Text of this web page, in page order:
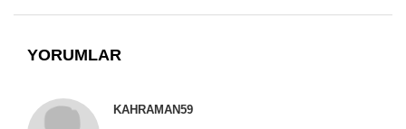
YORUMLAR
KAHRAMAN59